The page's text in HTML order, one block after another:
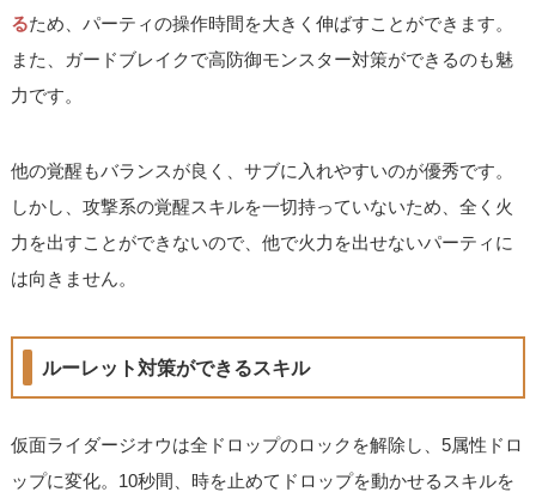
るため、パーティの操作時間を大きく伸ばすことができます。
また、ガードブレイクで高防御モンスター対策ができるのも魅
力です。
他の覚醒もバランスが良く、サブに入れやすいのが優秀です。
しかし、攻撃系の覚醒スキルを一切持っていないため、全く火
力を出すことができないので、他で火力を出せないパーティに
は向きません。
ルーレット対策ができるスキル
仮面ライダージオウは全ドロップのロックを解除し、5属性ドロ
ップに変化。10秒間、時を止めてドロップを動かせるスキルを